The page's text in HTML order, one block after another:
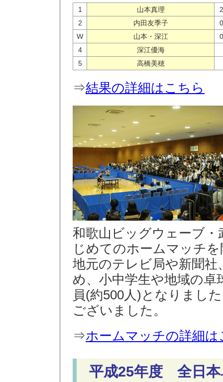
1 山本真理
2
2
内田友季子
0
W
山本・深江
0
4
深江優海
5
高橋美穂
⇒結果の詳細はこちら
和歌山ビッグウェーブ
じめてのホームマッチ
地元のテレビ局や新聞
め、小中学生や地域の
員(約500人)となりまし
ございました。
⇒ホームマッチの詳細は
平成25年度 全日本